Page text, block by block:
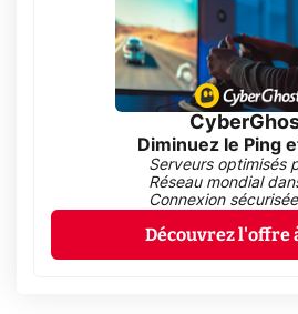
Diminuez le Ping
Serveurs optimisés
Réseau mondial
Connexion
Découvrez l'offre